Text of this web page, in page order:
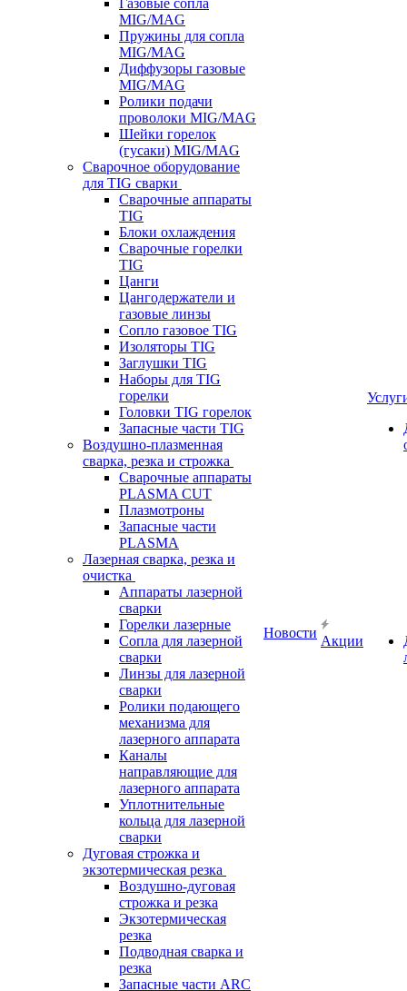
Газовые сопла
MIG/MAG
Пружины для сопла
MIG/MAG
Диффузоры газовые
MIG/MAG
Ролики подачи
проволоки MIG/MAG
Шейки горелок
(гусаки) MIG/MAG
Сварочное оборудование
для TIG сварки
Сварочные аппараты
TIG
Блоки охлаждения
Сварочные горелки
TIG
Цанги
Цангодержатели и
газовые линзы
Сопло газовое TIG
Изоляторы TIG
Заглушки TIG
Наборы для TIG
горелки
Головки TIG горелок
Запасные части TIG
Воздушно-плазменная
сварка, резка и строжка
Сварочные аппараты
PLASMA CUT
Плазмотроны
Запасные части
PLASMA
Лазерная сварка, резка и
очистка
Аппараты лазерной
сварки
Горелки лазерные
Сопла для лазерной
сварки
Линзы для лазерной
сварки
Ролики подающего
механизма для
лазерного аппарата
Каналы
направляющие для
лазерного аппарата
Уплотнительные
кольца для лазерной
сварки
Дуговая строжка и
экзотермическая резка
Воздушно-дуговая
строжка и резка
Экзотермическая
резка
Подводная сварка и
резка
Запасные части ARC
Новости
Акции